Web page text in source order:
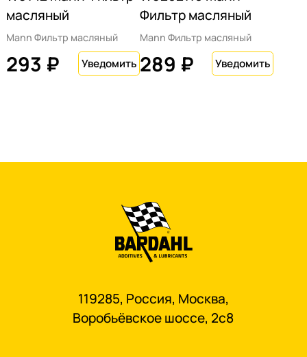
масляный
Mann Фильтр масляный
293 ₽
Фильтр масляный
Mann Фильтр масляный
289 ₽
119285, Россия, Москва,
Воробьёвское шоссе, 2с8